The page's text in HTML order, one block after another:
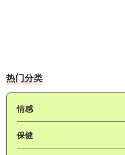
热门分类
情感
保健